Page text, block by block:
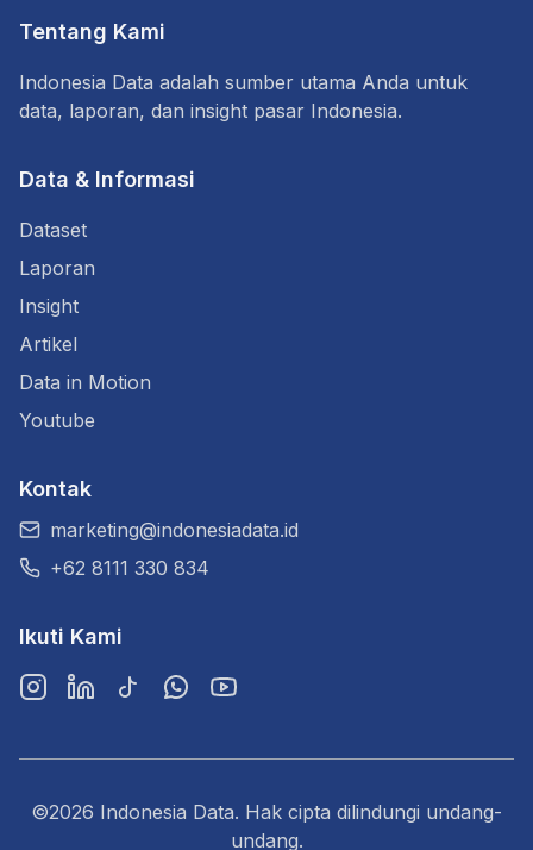
Tentang Kami
Indonesia Data adalah sumber utama Anda untuk
data, laporan, dan insight pasar Indonesia.
Data & Informasi
Dataset
Laporan
Insight
Artikel
Data in Motion
Youtube
Kontak
marketing@indonesiadata.id
+62 8111 330 834
Ikuti Kami
InstagramLinkedInTikTokWhatsAppYouTube
©2026 Indonesia Data. Hak cipta dilindungi undang-
undang.